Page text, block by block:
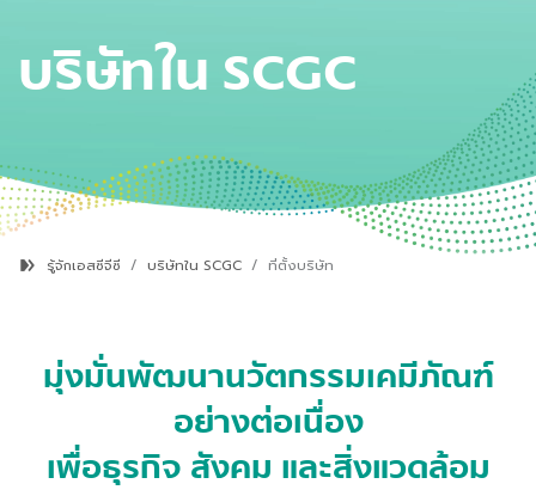
บริษัทในSCGC
รู้จักเอสซีจีซี บริษัทใน SCGC ที่ตั้งบริษัท
มุ่งมั่นพัฒนานวัตกรรมเคมีภัณฑ์
อย่างต่อเนื่อง
เพื่อธุรกิจ สังคม และสิ่งแวดล้อม